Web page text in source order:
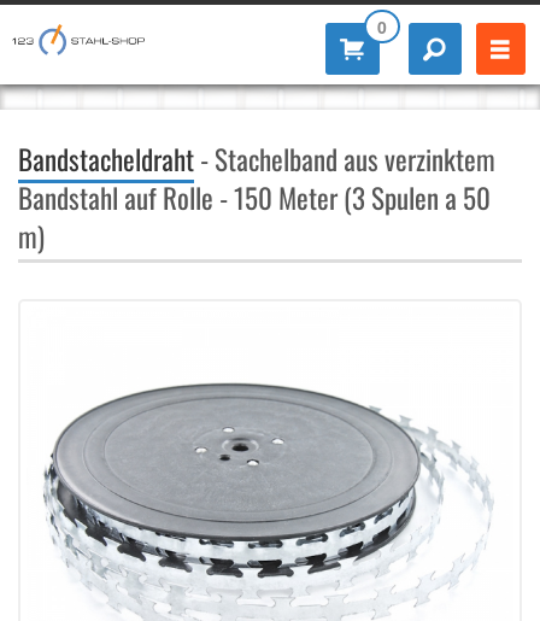
0
Bandstacheldraht- Stachelband aus verzinktem
Bandstahl auf Rolle - 150 Meter (3 Spulen a 50
m)